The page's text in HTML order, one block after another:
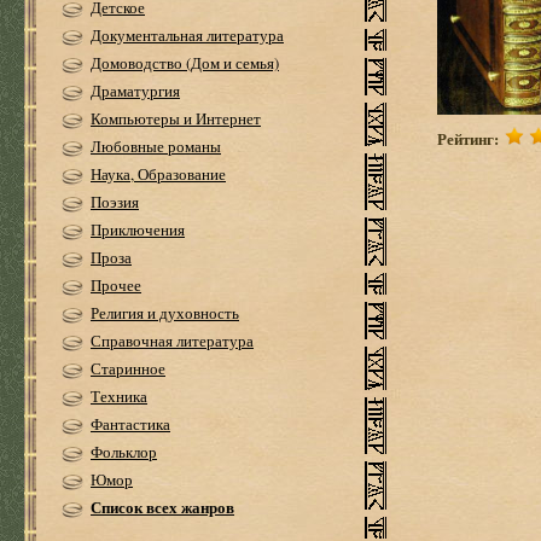
Детское
Документальная литература
Домоводство (Дом и семья)
Драматургия
Компьютеры и Интернет
Любовные романы
Наука, Образование
Поэзия
Приключения
Проза
Прочее
Религия и духовность
Справочная литература
Старинное
Техника
Фантастика
Фольклор
Юмор
Список всех жанров
Рейтинг: